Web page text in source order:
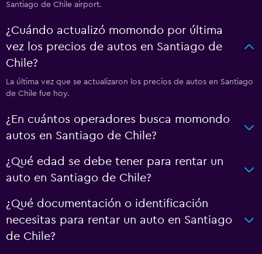
Santiago de Chile airport.
¿Cuándo actualizó momondo por última
vez los precios de autos en Santiago de
Chile?
La última vez que se actualizaron los precios de autos en Santiago
de Chile fue hoy.
¿En cuántos operadores busca momondo
autos en Santiago de Chile?
¿Qué edad se debe tener para rentar un
auto en Santiago de Chile?
¿Qué documentación o identificación
necesitas para rentar un auto en Santiago
de Chile?